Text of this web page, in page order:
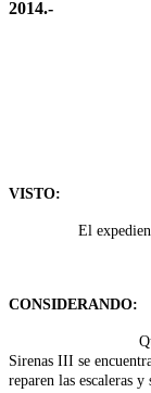
2014.-
NUMERO
VISTO:
El expediente Nº
CONSIDERANDO:
Que, los
Sirenas III se
reparen las escaleras